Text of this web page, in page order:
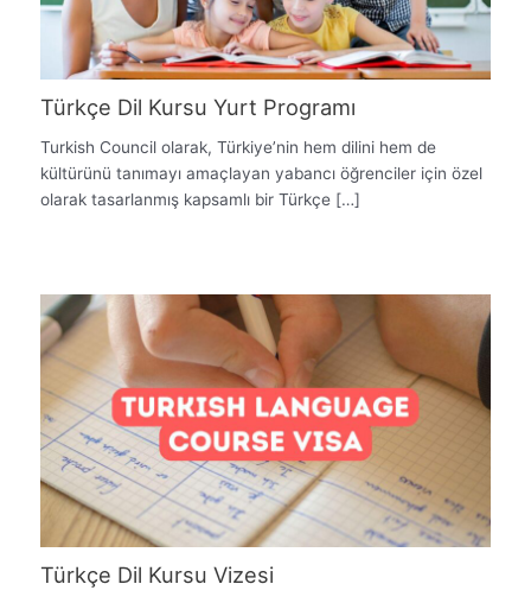
Türkçe Dil Kursu Yurt Programı
Turkish Council olarak, Türkiye’nin hem dilini hem de
kültürünü tanımayı amaçlayan yabancı öğrenciler için özel
olarak tasarlanmış kapsamlı bir Türkçe […]
Türkçe Dil Kursu Vizesi